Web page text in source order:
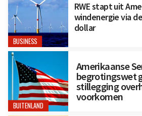
BUSINESS
RWE stapt uit
windenergie via
dollar
BUITENLAND
Amerikaanse
begrotingswet
stillegging
voorkomen